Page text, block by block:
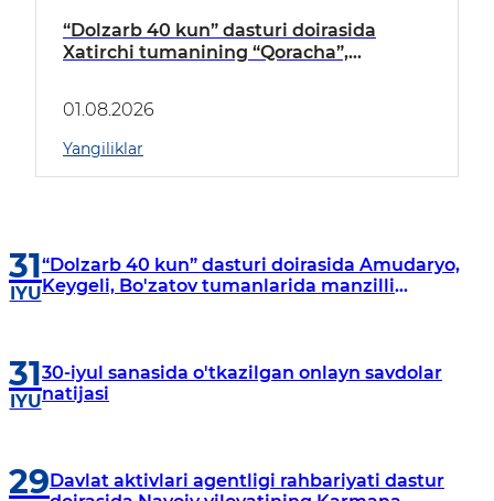
“Dolzarb 40 kun” dasturi doirasida
Xatirchi tumanining “Qoracha”,
borildi
01.08.2026
Yangiliklar
31
IYU
“Dolzarb 40 kun” dasturi doirasida Amudaryo,
Keygeli, Bo'zatov tumanlarida manzilli
31
IYU
30-iyul sanasida o'tkazilgan onlayn savdolar
natijasi
29Davlat aktivlari agentligi rahbariyati dastur